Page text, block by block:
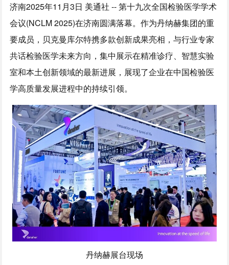
济南2025年11月3日 美通社 -- 第十九次全国检验医学学术
会议(NCLM 2025)在济南圆满落幕。作为丹纳赫集团的重
要成员，贝克曼库尔特携多款创新成果亮相，与行业专家
共话检验医学未来方向，集中展示在精准诊疗、智慧实验
室和本土创新领域的最新进展，展现了企业在中国检验医
学高质量发展进程中的持续引领。
丹纳赫展台现场